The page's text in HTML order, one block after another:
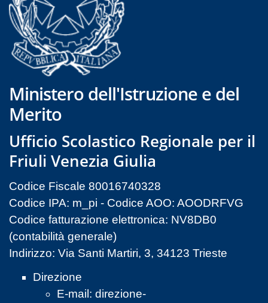
Ministero dell'Istruzione e del
Merito
Ufficio Scolastico Regionale per il
Friuli Venezia Giulia
Codice Fiscale 80016740328
Codice IPA: m_pi - Codice AOO: AOODRFVG
Codice fatturazione elettronica: NV8DB0
(contabilità generale)
Indirizzo: Via Santi Martiri, 3, 34123 Trieste
Direzione
E-mail: direzione-